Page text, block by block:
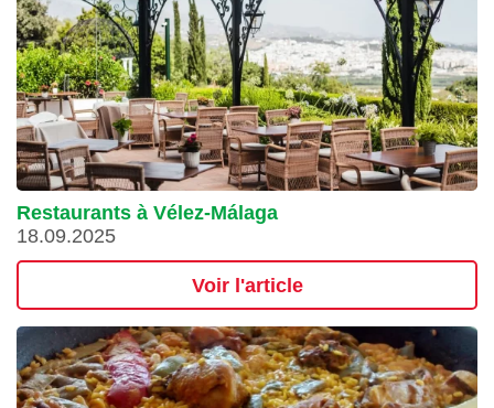
Restaurants à Vélez-Málaga
18.09.2025
Voir l'article